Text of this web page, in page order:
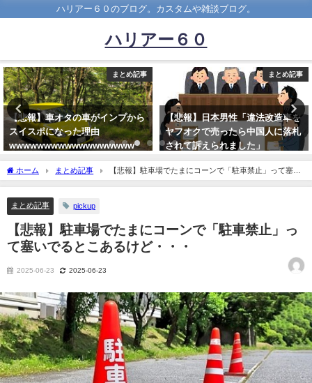
ハリアー６０のブログ。カスタムや雑談ブログ。
ハリアー６０
まとめ記事
【悲報】車オタの車がインプから
スイスポになった理由
wwwwwwwwwwwwwwwwww
まとめ記事
【悲報】日本男性「違法改造車を
ヤフオクで売ったら中国人に落札
されて訴えられました」
ホーム まとめ記事
【悲報】駐車場でたまにコーンで「駐車禁止」って塞い
でるとこあるけど・・・
まとめ記事 pickup
【悲報】駐車場でたまにコーンで「駐車禁止」っ
て塞いでるとこあるけど・・・
2025-06-23 2025-06-23